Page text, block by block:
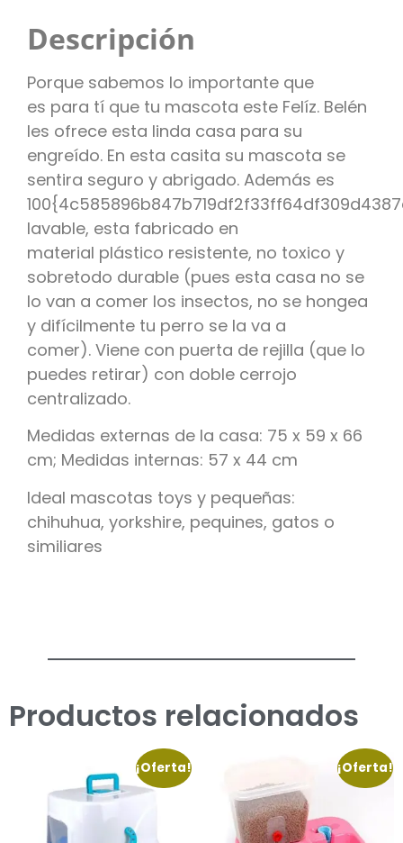
Descripción
Porque sabemos lo importante que
es para tí que tu mascota este Felíz. Belén
les ofrece esta linda casa para su
engreído. En esta casita su mascota se
sentira seguro y abrigado. Además es
lavable, esta fabricado en
material plástico resistente, no toxico y
sobretodo durable (pues esta casa no se
lo van a comer los insectos, no se hongea
y difícilmente tu perro se la va a
comer). Viene con puerta de rejilla (que lo
puedes retirar) con doble cerrojo
centralizado.
Medidas externas de la casa: 75 x 59 x 66
cm; Medidas internas: 57 x 44 cm
Ideal mascotas toys y pequeñas:
chihuhua, yorkshire, pequines, gatos o
similiares
Productos relacionados
¡Oferta! ¡Oferta!